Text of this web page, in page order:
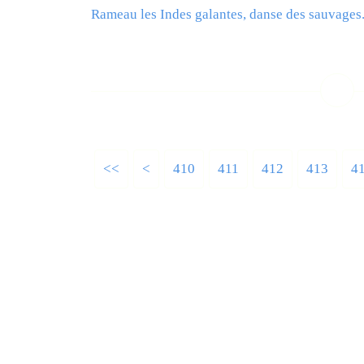
Rameau les Indes galantes, danse des
<< < 400
410 411 412 413